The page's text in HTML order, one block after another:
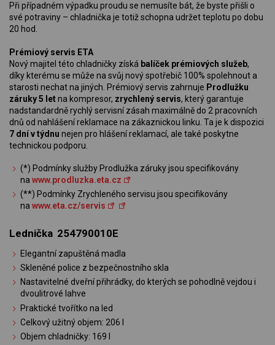
Při případném výpadku proudu se nemusíte bát, že byste přišli o
své potraviny – chladnička je totiž schopna udržet teplotu po dobu
20 hod.
Prémiový servis ETA
Nový majitel této chladničky získá balíček prémiových služeb,
díky kterému se může na svůj nový spotřebič 100% spolehnout a
starosti nechat na jiných. Prémiový servis zahrnuje Prodlužku
záruky 5 letna kompresor, zrychlený servis, který garantuje
nadstandardně rychlý servisní zásah maximálně do 2 pracovních
dnů od nahlášení reklamace na zákaznickou linku. Ta je k dispozici
7 dní v týdnu nejen pro hlášení reklamací, ale také poskytne
technickou podporu.
(*) Podmínky služby Prodlužka záruky jsou specifikovány
nawww.prodluzka.eta.cz
(**) Podmínky Zrychleného servisu jsou specifikovány
nawww.eta.cz/servis
Lednička 254790010E
Elegantní zapuštěná madla
Skleněné police z bezpečnostního skla
Nastavitelné dveřní přihrádky, do kterých se pohodlně vejdou i
dvoulitrové lahve
Praktické tvořítko na led
Celkový užitný objem: 206 l
Objem chladničky: 169 l